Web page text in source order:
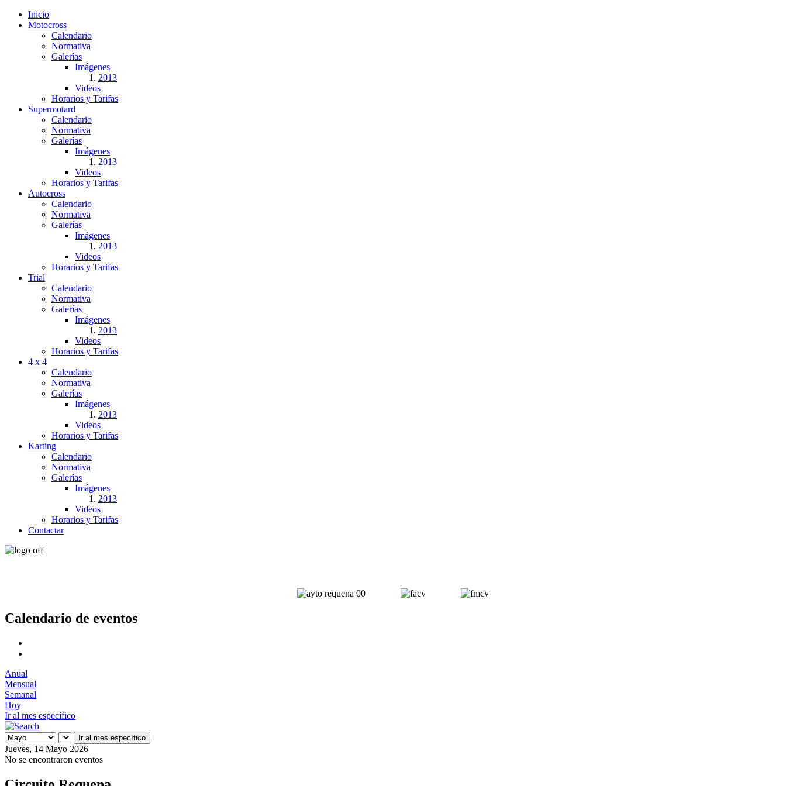
Inicio
Motocross
Calendario
Normativa
Galerías
Imágenes
2013
Videos
Horarios y Tarifas
Supermotard
Calendario
Normativa
Galerías
Imágenes
2013
Videos
Horarios y Tarifas
Autocross
Calendario
Normativa
Galerías
Imágenes
2013
Videos
Horarios y Tarifas
Trial
Calendario
Normativa
Galerías
Imágenes
2013
Videos
Horarios y Tarifas
4 x 4
Calendario
Normativa
Galerías
Imágenes
2013
Videos
Horarios y Tarifas
Karting
Calendario
Normativa
Galerías
Imágenes
2013
Videos
Horarios y Tarifas
Contactar
Calendario de eventos
Anual
Mensual
Semanal
Hoy
Ir al mes específico
Ir al mes específico
Jueves, 14 Mayo 2026
No se encontraron eventos